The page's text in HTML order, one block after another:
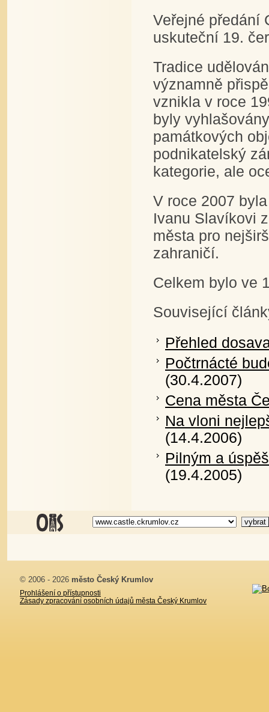
Veřejné předání
uskuteční 19.
Tradice
významně
vznikla v roce
byly
památkových
podnikatelský
kategorie, ale
V roce 2007
Ivanu Slavíkovi
města pro
zahraničí.
Celkem bylo ve
Související
Přehled
Počtrnácté
(30.4.2007)
Cena města
Na vloni
(14.4.2006)
Pilným a
(19.4.2005)
© 2006 - 2026 město Český Krumlov
Prohlášení o přístupnosti
Zásady zpracování osobních údajů města Český Krumlov